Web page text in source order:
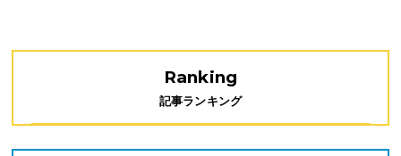
Ranking
記事ランキング